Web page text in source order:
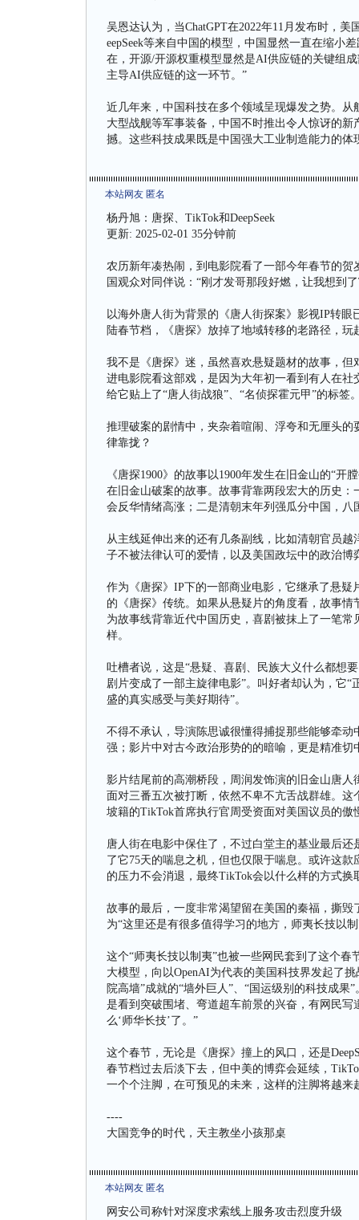
吴恩达认为，当ChatGPT在2022年11月发布时，
eepSeek等来自中国的模型，中国显然一直在缩小
在，开源/开源权重模型显然是AI供应链的关键组
主导AI供应链的这一环节。”
近几年来，中国科技在多个领域呈现爆发之势。
大型战舰等军事装备，中国不时推出令人惊讶的新
撼。这些科技成果既是中国强大工业制造能力的
本站网友 匿名
杨丹旭：唐探、TikTok和DeepSeek
更新: 2025-02-01 35分钟前
农历新年凑热闹，到电影院看了一部今年春节的
国观众对同伴说：“刚才发哥那段好燃，让我想到
以海外唐人街为背景的《唐人街探案》影视IP转
陆春节档，《唐探》放掉了地域转移的老路径，
我不是《唐探》迷，虽然喜欢悬疑题材的故事，
进电影院看这部戏，是因为大年初一看到有人在社
给它贴上了“唐人街战狼”、“名侦探霍元甲”的标签
推理破案的剧情中，夹杂着喧闹、浮夸和无厘头
律靠拢？
《唐探1900》的故事以1900年发生在旧金山的“
在旧金山破案的故事。故事背靠两段宏大的历史
会反华情绪高涨；二是清朝末年列强瓜分中国，
从主线延伸出来的还有几条副线，比如清朝官员
子不被法律认可的爱情，以及美国政坛中的政治博
作为《唐探》IP下的一部商业电影，它继承了悬
的《唐探》传统。如果从悬疑片的角度看，故事
为故事线背靠近代中国历史，喜剧被抹上了一笔
样。
吐槽者说，这是“悬疑、喜剧、民族大义什么都想
剧片变成了一部主旋律电影”。叫好者却认为，它
盛的真实感受与美好期待”。
不得不承认，导演陈思诚很懂得捕捉那些能够牵
强；影片中对古今政治形势的的暗喻，更是精准切
影片结尾前的高潮桥段，周润发饰演的旧金山唐
面对三番五次被打断，依然不卑不亢舌战群雄。
坡籍的TikTok首席执行官周受资面对美国议员的傲
唐人街在电影中保住了，不过白堂主的基业最后
了它75天的喘息之机，但也仅限于喘息。或许这
的压力不会消退，最终TikTok会以什么样的方式
故事的最后，一度非常渴望留在美国的秦福，撕
为“这里还是有很多值得学习的地方，师夷长技以
这个“师夷长技以制夷”也被一些网民套到了这个春
大模型，向以OpenAI为代表的美国科技界发起了
院高墙”成就的“墙外巨人”、“国运级别的科技成果
是看到突破围堵、弯道超车前景的兴奋，有网民写
么‘师华长技’了。”
这个春节，无论是《唐探》撞上的风口，还是
春节档过去后淡下去，但中美的博弈会延续，
一个个注脚，在可预见的未来，这样的注脚将越来
----
大国竞争的时代，天主教坐小孩那桌
本站网友 匿名
网安公司称针对深度求索线上服务攻击烈度升级